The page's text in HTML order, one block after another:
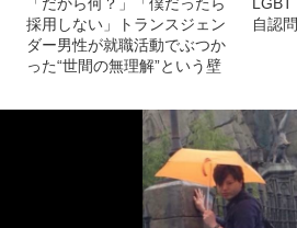
採用しない」トランスジェン
ダー男性が就職活動でぶつか
った“世間の無理解”という壁
自認